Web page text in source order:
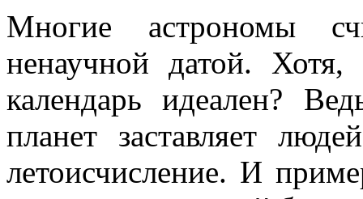
Многие астрономы
ненаучной датой.
календарь идеален?
планет заставляет
летоисчисление. И